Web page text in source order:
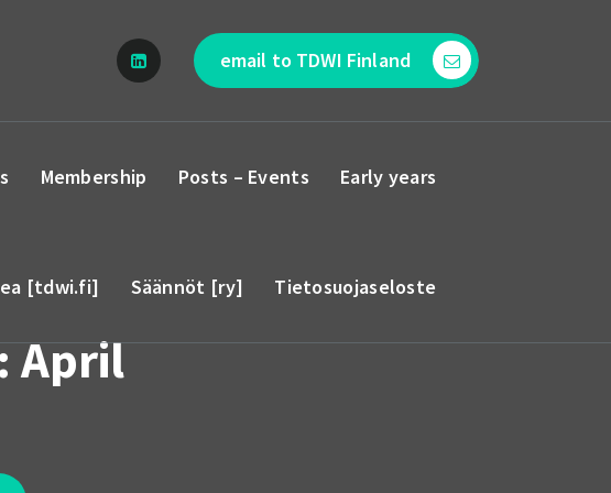
email to TDWI Finland
Membership Posts – Events Early years
[tdwi.fi] Säännöt [ry] Tietosuojaseloste
April